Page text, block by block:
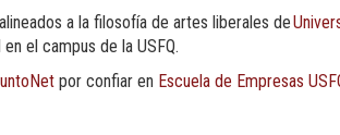
a la filosofía de artes liberales de
el campus de la USFQ.
por confiar en Escuela de Empresas